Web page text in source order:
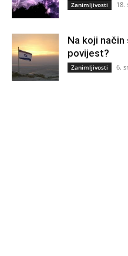
Zanimljivosti 18.
Na koji
povijest?
Zanimljivosti 6.